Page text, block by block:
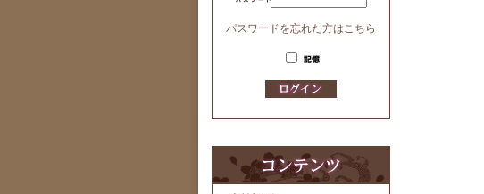
パスワードを忘れた方はこちら